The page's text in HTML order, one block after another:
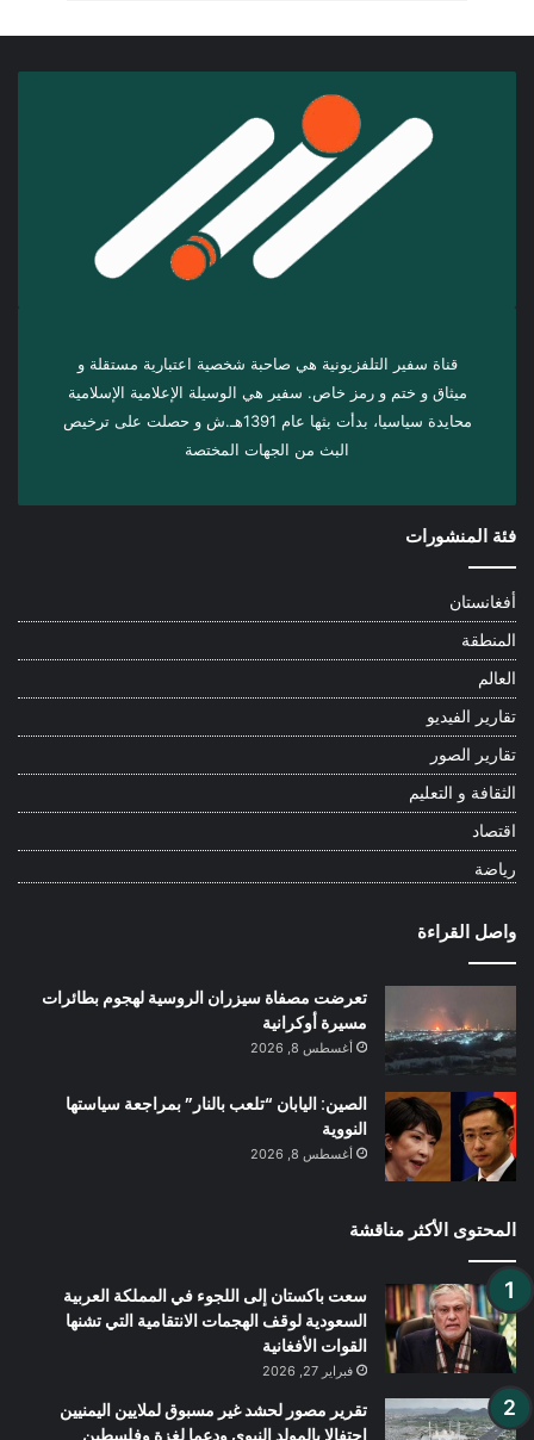
قناة سفير التلفزيونية هي صاحبة شخصية اعتبارية مستقلة و
ميثاق و ختم و رمز خاص. سفیر هي الوسيلة الإعلامية الإسلامية
محايدة سياسيا، بدأت بثها عام 1391هـ.ش و حصلت على ترخيص
البث من الجهات المختصة
فئة المنشورات
أفغانستان
المنطقة
العالم
تقارير الفيديو
تقارير الصور
الثقافة و التعليم
اقتصاد
رياضة
واصل القراءة
تعرضت مصفاة سيزران الروسية لهجوم بطائرات
مسيرة أوكرانية
أغسطس 8, 2026
الصين: اليابان “تلعب بالنار” بمراجعة سياستها
النووية
أغسطس 8, 2026
المحتوى الأكثر مناقشة
سعت باكستان إلى اللجوء في المملكة العربية
السعودية لوقف الهجمات الانتقامية التي تشنها
القوات الأفغانية
فبراير 27, 2026
تقرير مصور لحشد غير مسبوق لملايين اليمنيين
احتفالا بالمولد النبوي ودعما لغزة وفلسطين